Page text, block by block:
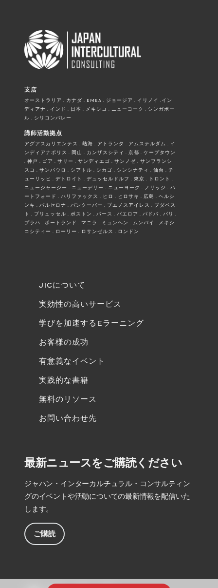
支店
オーストラリア . カナダ . EMEA . ジョージア . イリノイ .イン
ディアナ . インド . 日本 . メキシコ . ニューヨーク . シンガポー
ル . シリコンバレー
講師活動拠点
アグアスカリエンテス . 熱海 . アトランタ . アムステルダム . イ
ンディアナポリス . 岡山 . カンザスシティ . 京都 . ケープタウン
. 神戸 . ゴア . サリー . サンディエゴ . サンノゼ . サンフランシ
スコ . サンパウロ . シアトル . シカゴ . シンシナティ . 仙台 . チ
ューリッヒ . デトロイト . デュッセルドルフ . 東京 . トロント .
ニュージャージー . ニューデリー . ニューヨーク . ノリッジ . ハ
ートフォード . ハリファックス . ヒロ . ヒロサキ . 広島 . ヘルシ
ンキ . バルセロナ . バンクーバー . ブエノスアイレス . ブダペス
ト . ブリュッセル . ボストン . パース . パエロア . パドバ . パリ .
プラハ . ポートランド . マニラ . ミュンヘン . ムンバイ . メキシ
コシティー . ローリー . ロサンゼルス . ロンドン
JICについて
実効性の高いサービス
学びを加速するEラーニング
お客様の成功
有意義なイベント
実践的な書籍
無料のリソース
お問い合わせ先
最新ニュースをご購読ください
ジャパン・インターカルチュラル・コンサルティン
グのイベントや活動についての最新情報を配信いた
します。
ご購読